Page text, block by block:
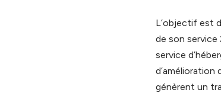
L’objectif est
de son service
service
génèrent un